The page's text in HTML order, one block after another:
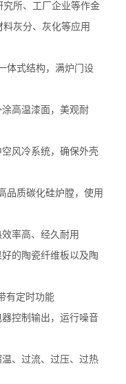
所、工厂企业等作金
灰分、灰化等应用
体式结构，满炉门设
高温漆面，美观耐
风冷系统，确保外壳
品质碳化硅炉膛，使用
率高、经久耐用
的陶瓷纤维板以及陶
有定时功能
控制输出，运行噪音
、过流、过压、过热